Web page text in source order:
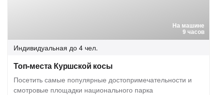
На машине
9 часов
Индивидуальная до 4 чел.
Топ-места Куршской косы
Посетить самые популярные достопримечательности и
смотровые площадки национального парка